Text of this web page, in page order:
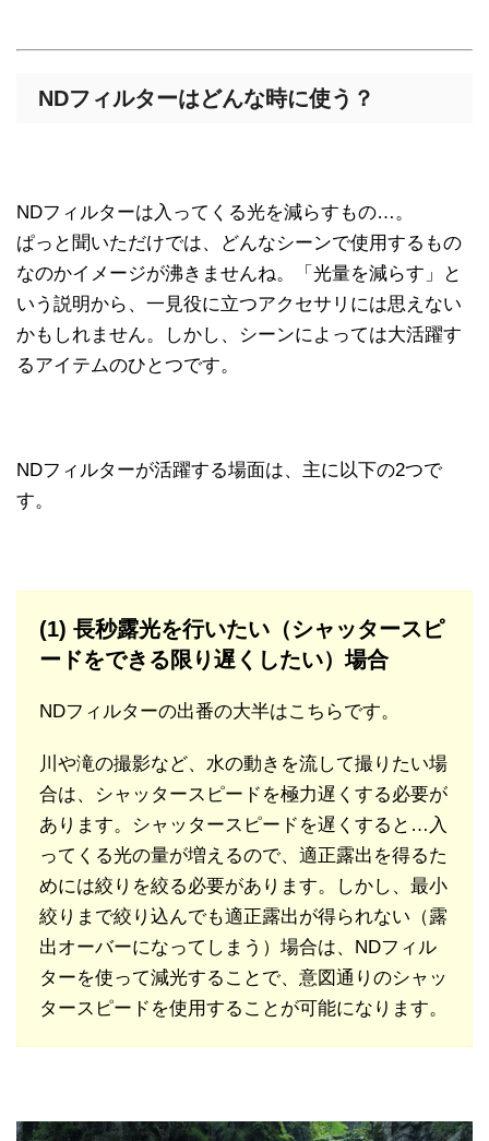
NDフィルターはどんな時に使う？
NDフィルターは入ってくる光を減らすもの…。
ぱっと聞いただけでは、どんなシーンで使用するもの
なのかイメージが沸きませんね。「光量を減らす」と
いう説明から、一見役に立つアクセサリには思えない
かもしれません。しかし、シーンによっては大活躍す
るアイテムのひとつです。
NDフィルターが活躍する場面は、主に以下の2つで
す。
(1) 長秒露光を行いたい（シャッタースピ
ードをできる限り遅くしたい）場合
NDフィルターの出番の大半はこちらです。
川や滝の撮影など、水の動きを流して撮りたい場
合は、シャッタースピードを極力遅くする必要が
あります。シャッタースピードを遅くすると…入
ってくる光の量が増えるので、適正露出を得るた
めには絞りを絞る必要があります。しかし、最小
絞りまで絞り込んでも適正露出が得られない（露
出オーバーになってしまう）場合は、NDフィル
ターを使って減光することで、意図通りのシャッ
タースピードを使用することが可能になります。